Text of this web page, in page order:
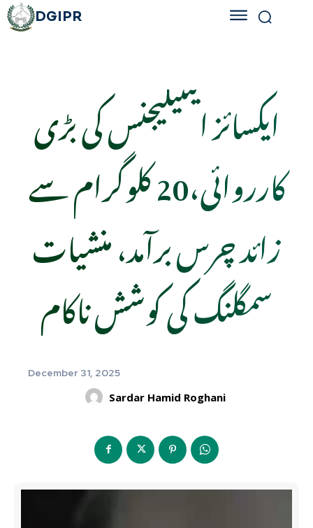
DGIPR
ایکسائز اینٹیلیجنس کی بڑی
کارروائی،20 کلوگرام سے
زائد چرس برآمد، منشیات
سمگلنگ کی کوشش ناکام
December 31, 2025
Sardar Hamid Roghani